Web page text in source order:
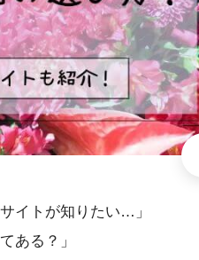
イトが知りたい…」
ある？」